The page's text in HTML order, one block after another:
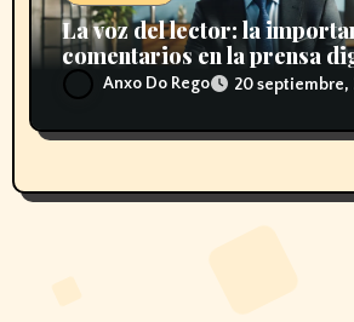
La voz del lector: la
comentarios en la prensa
Anxo Do Rego 20 septiembre,